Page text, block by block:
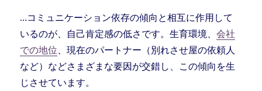
…コミュニケーション依存の傾向と相互に作用して
いるのが、自己肯定感の低さです。生育環境、会社
での地位 、現在のパートナー（別れさせ屋の依頼人
など）などさまざまな要因が交錯し、この傾向を生
じさせています。